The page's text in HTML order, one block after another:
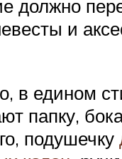
должно
и
в едином
папку,
подушечку